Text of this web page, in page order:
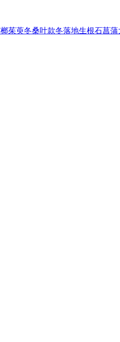
茱萸冬桑叶款冬落地生根石菖蒲